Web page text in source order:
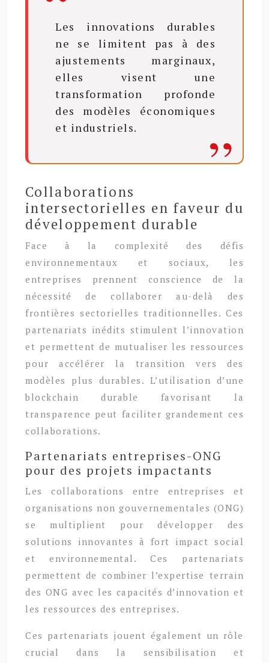
Les innovations durables
ne se limitent pas à des
ajustements marginaux,
elles visent une
transformation profonde
des modèles économiques
et industriels.
Collaborations
intersectorielles en faveur du
développement durable
Face à la complexité des défis
environnementaux et sociaux, les
entreprises prennent conscience de la
nécessité de collaborer au-delà des
frontières sectorielles traditionnelles. Ces
partenariats inédits stimulent l’innovation
et permettent de mutualiser les ressources
pour accélérer la transition vers des
modèles plus durables. L’utilisation d’une
blockchain durable favorisant la
transparence peut faciliter grandement ces
collaborations.
Partenariats entreprises-ONG
pour des projets impactants
Les collaborations entre entreprises et
organisations non gouvernementales (ONG)
se multiplient pour développer des
solutions innovantes à fort impact social
et environnemental. Ces partenariats
permettent de combiner l’expertise terrain
des ONG avec les capacités d’innovation et
les ressources des entreprises.
Ces partenariats jouent également un rôle
crucial dans la sensibilisation et